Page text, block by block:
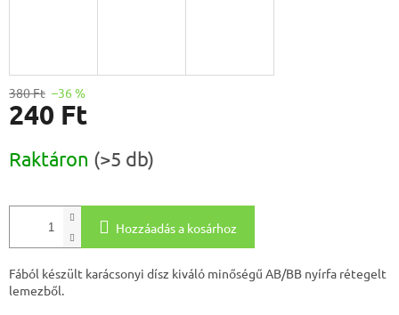
380 Ft –36 %
240 Ft
Raktáron (>5 db)
Hozzáadás a kosárhoz
Fából készült karácsonyi dísz kiváló minőségű AB/BB nyírfa rétegelt
lemezből.